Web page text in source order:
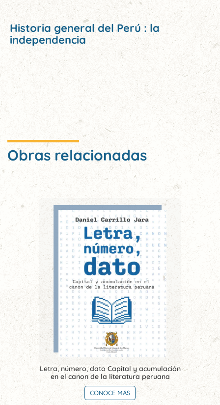
Historia general del Perú : la
independencia
Obras relacionadas
Letra, número, dato Capital y acumulación
en el canon de la literatura peruana
CONOCE MÁS